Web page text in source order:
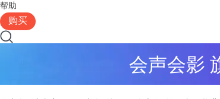
帮助
购买
会声会影